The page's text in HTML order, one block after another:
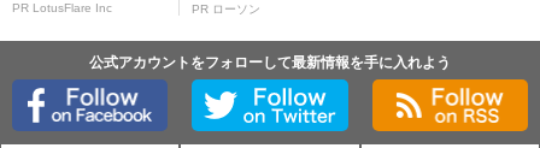
PR LotusFlare Inc PR ローソン
公式アカウントをフォローして最新情報を手に入れよう